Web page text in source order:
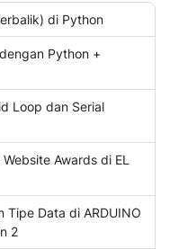
di Python
Python +
Loop dan Serial
Awards di EL
Tipe Data di ARDUINO
2